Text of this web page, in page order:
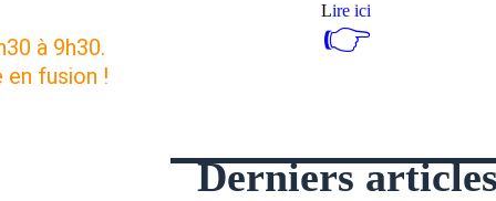
à 9h30.
en fusion !
Lire ici
👉
Derniers